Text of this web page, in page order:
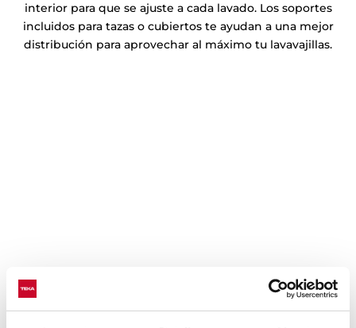
interior para que se ajuste a cada lavado. Los soportes
incluidos para tazas o cubiertos te ayudan a una mejor
distribución para aprovechar al máximo tu lavavajillas.
Función Express